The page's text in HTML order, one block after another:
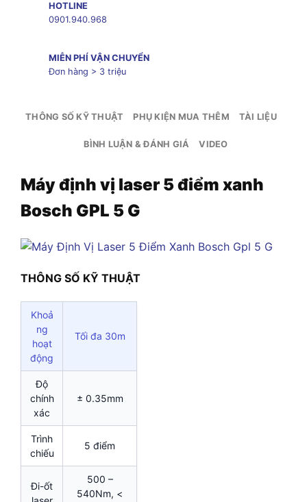
HOTLINE
0901.940.968
MIỄN PHÍ VẬN CHUYỂN
Đơn hàng > 3 triệu
THÔNG SỐ KỸ THUẬT PHỤ KIỆN MUA THÊM TÀI LIỆU
BÌNH LUẬN & ĐÁNH GIÁ VIDEO
Máy định vị laser 5 điểm xanh
Bosch GPL 5 G
THÔNG SỐ KỸ THUẬT
Khoả
ng
hoạt
động
Tối đa 30m
Độ
chính
xác
± 0.35mm
Trình
chiếu
5 điểm
Đi-ốt
500 –
540Nm, <